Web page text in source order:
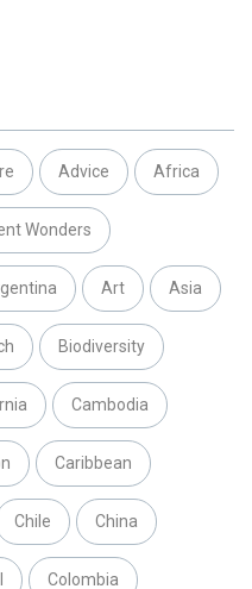
Advice Africa
Wonders
Art Asia
Biodiversity
Cambodia
Caribbean
Chile China
Colombia